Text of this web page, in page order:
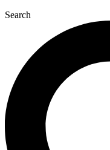
Search